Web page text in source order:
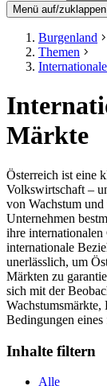
Menü auf/zuklappen
Burgenland
Themen
Märkte
Österreich ist eine
Volkswirtschaft –
von Wachstum
Unternehmen
ihre
internationale
unerlässlich, um
Märkten zu
sich mit der
Bedingungen
Inhalte filtern
Alle